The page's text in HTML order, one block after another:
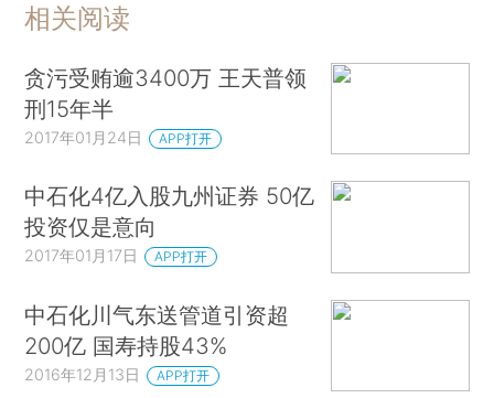
相关阅读
贪污受贿逾3400万 王天普领
刑15年半
2017年01月24日 APP打开
中石化4亿入股九州证券 50亿
投资仅是意向
2017年01月17日 APP打开
中石化川气东送管道引资超
200亿 国寿持股43%
2016年12月13日 APP打开